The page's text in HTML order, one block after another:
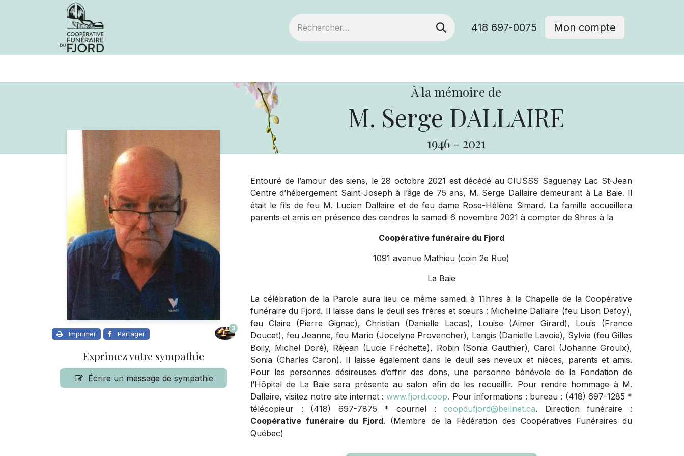
418 697-0075 Mon compte
À la mémoire de
M. Serge DALLAIRE
1946 - 2021
Imprimer Partager
3
Exprimez votre sympathie
Écrire un message de sympathie
Entouré de l’amour des siens, le 28 octobre 2021 est décédé au CIUSSS Saguenay Lac St-Jean
Centre d’hébergement Saint-Joseph à l’âge de 75 ans, M. Serge Dallaire demeurant à La Baie. Il
était le fils de feu M. Lucien Dallaire et de feu dame Rose-Hélène Simard. La famille accueillera
parents et amis en présence des cendres le samedi 6 novembre 2021 à compter de 9hres à la
Coopérative funéraire du Fjord
1091 avenue Mathieu (coin 2e Rue)
La Baie
La célébration de la Parole aura lieu ce même samedi à 11hres à la Chapelle de la Coopérative
funéraire du Fjord. Il laisse dans le deuil ses frères et sœurs : Micheline Dallaire (feu Lison Defoy),
feu Claire (Pierre Gignac), Christian (Danielle Lacas), Louise (Aimer Girard), Louis (France
Doucet), feu Jeanne, feu Mario (Jocelyne Provencher), Langis (Danielle Lavoie), Sylvie (feu Gilles
Boily, Michel Doré), Réjean (Lucie Fréchette), Robin (Sonia Gauthier), Carol (Johanne Groulx),
Sonia (Charles Caron). Il laisse également dans le deuil ses neveux et nièces, parents et amis.
Pour les personnes désireuses d’offrir des dons, une personne bénévole de la Fondation de
l’Hôpital de La Baie sera présente au salon afin de les recueillir. Pour rendre hommage à M.
Dallaire, visitez notre site internet :www.fjord.coop. Pour informations : bureau : (418) 697-1285 *
télécopieur : (418) 697-7875 * courriel :coopdufjord@bellnet.ca. Direction funéraire :
Coopérative funéraire du Fjord. (Membre de la Fédération des Coopératives Funéraires du
Québec)